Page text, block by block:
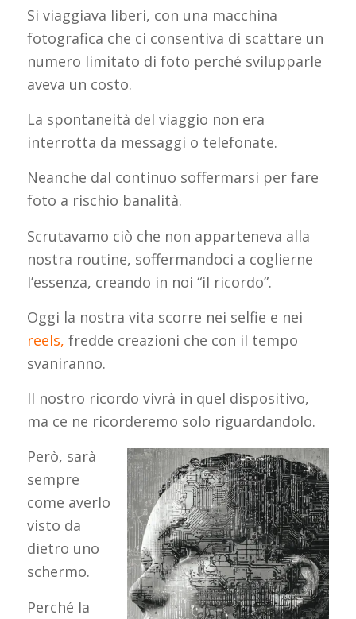
Si viaggiava liberi, con una macchina
fotografica che ci consentiva di scattare un
numero limitato di foto perché svilupparle
aveva un costo.
La spontaneità del viaggio non era
interrotta da messaggi o telefonate.
Neanche dal continuo soffermarsi per fare
foto a rischio banalità.
Scrutavamo ciò che non apparteneva alla
nostra routine, soffermandoci a coglierne
l’essenza, creando in noi “il ricordo”.
Oggi la nostra vita scorre nei selfie e nei
reels, fredde creazioni che con il tempo
svaniranno.
Il nostro ricordo vivrà in quel dispositivo,
ma ce ne ricorderemo solo riguardandolo.
Però, sarà
sempre
come averlo
visto da
dietro uno
schermo.
Perché la